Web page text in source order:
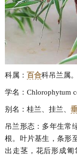
科属： 百合科吊兰属。
学名：Chlorophytum
别名：桂兰、挂兰、
吊兰形态：多年生常
根。叶片基生，条形
出走茎，花后形成匍